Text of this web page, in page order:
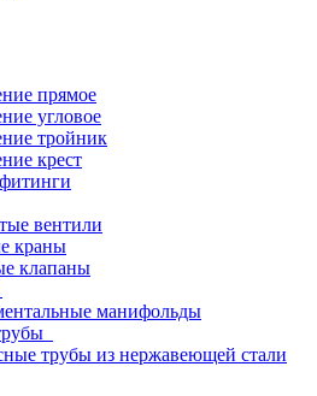
прямое
угловое
тройник
крест
вентили
краны
клапаны
манифольды
трубы из нержавеющей стали